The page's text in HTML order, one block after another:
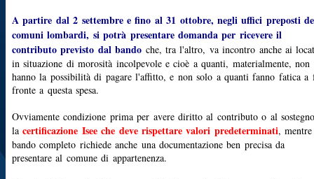
A partire dal 2 settembre e fino al 31 ottobre, negli uffici preposti
comuni lombardi, si potrà presentare domanda per ricevere il
contributo previsto dal bando che, tra l'altro, va incontro anche ai
in situazione di morosità incolpevole e cioè a quanti, materialmente, non
hanno la possibilità di pagare l'affitto, e non solo a quanti fanno fatica a
fronte a questa spesa.
Ovviamente condizione prima per avere diritto al contributo o al
la certificazione Isee che deve rispettare valori predeterminati,
bando completo richiede anche una documentazione ben precisa da
presentare al comune di appartenenza.